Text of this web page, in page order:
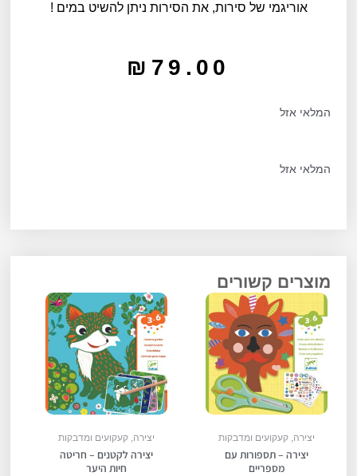
אוריגמי של סירות, את הסירות ניתן להשיט במים !
₪ 79.00
המלאי אזל
המלאי אזל
מוצרים קשורים
יצירה, קעקועים ומדבקות
יצירה – תספורות עם
מספריים
יצירה, קעקועים ומדבקות
יצירה לקטנים – חריטה
חיות היער